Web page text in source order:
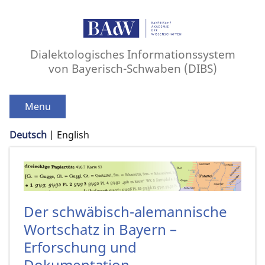
Dialektologisches Informationssystem
von Bayerisch-Schwaben (DIBS)
Menu
Deutsch English
Der schwäbisch-alemannische
Wortschatz in Bayern –
Erforschung und